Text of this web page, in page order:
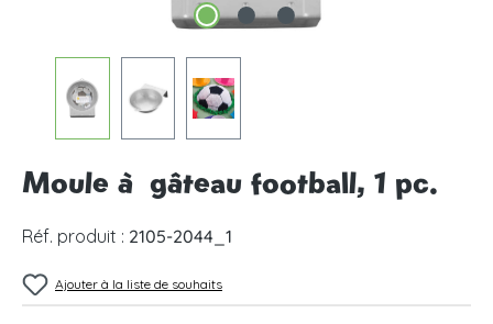
Moule à gâteau football, 1 pc.
Réf. produit : 2105-2044_1
Ajouter à la liste de souhaits